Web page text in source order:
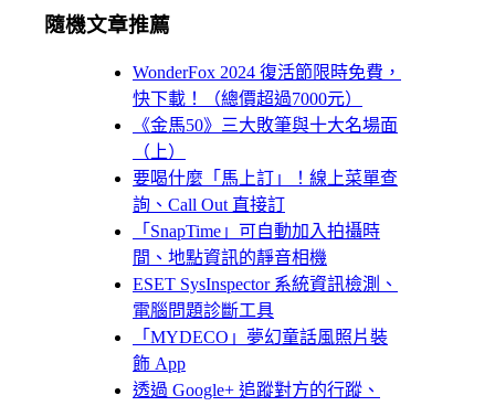
隨機文章推薦
WonderFox 2024 復活節限時免費，
快下載！（總價超過7000元）
《金馬50》三大敗筆與十大名場面
（上）
要喝什麼「馬上訂」！線上菜單查
詢、Call Out 直接訂
「SnapTime」可自動加入拍攝時
間、地點資訊的靜音相機
ESET SysInspector 系統資訊檢測、
電腦問題診斷工具
「MYDECO」夢幻童話風照片裝
飾 App
透過 Google+ 追蹤對方的行蹤、